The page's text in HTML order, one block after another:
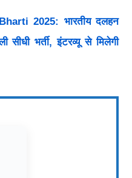
2025: भारतीय दलहन
भर्ती, इंटरव्यू से मिलेगी